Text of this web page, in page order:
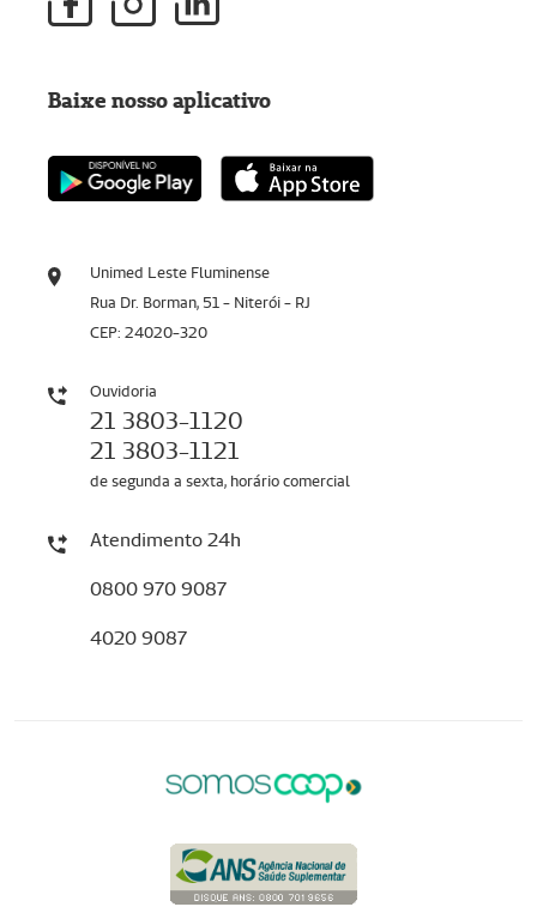
Unimed Leste Fluminense
Rua Dr. Borman, 51 - Niterói - RJ
CEP: 24020-320
Ouvidoria
21 3803-1120
21 3803-1121
de segunda a sexta, horário comercial
Atendimento 24h
0800 970 9087
4020 9087
Baixe nosso aplicativo